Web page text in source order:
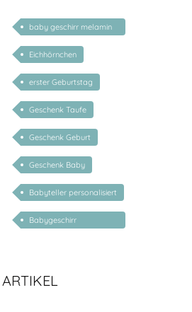
baby geschirr melamin
set
Eichhörnchen
erster Geburtstag
Geschenk Taufe
Geschenk Geburt
Geschenk Baby
Babyteller personalisiert
Babygeschirr